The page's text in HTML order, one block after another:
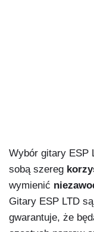
Wybór gitary ESP
sobą szereg
wymienić
Gitary ESP LTD
gwarantuje, że